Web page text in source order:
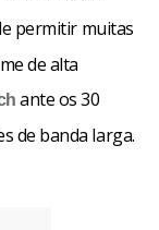
permitir muitas
de alta
ante os 30
de banda larga.